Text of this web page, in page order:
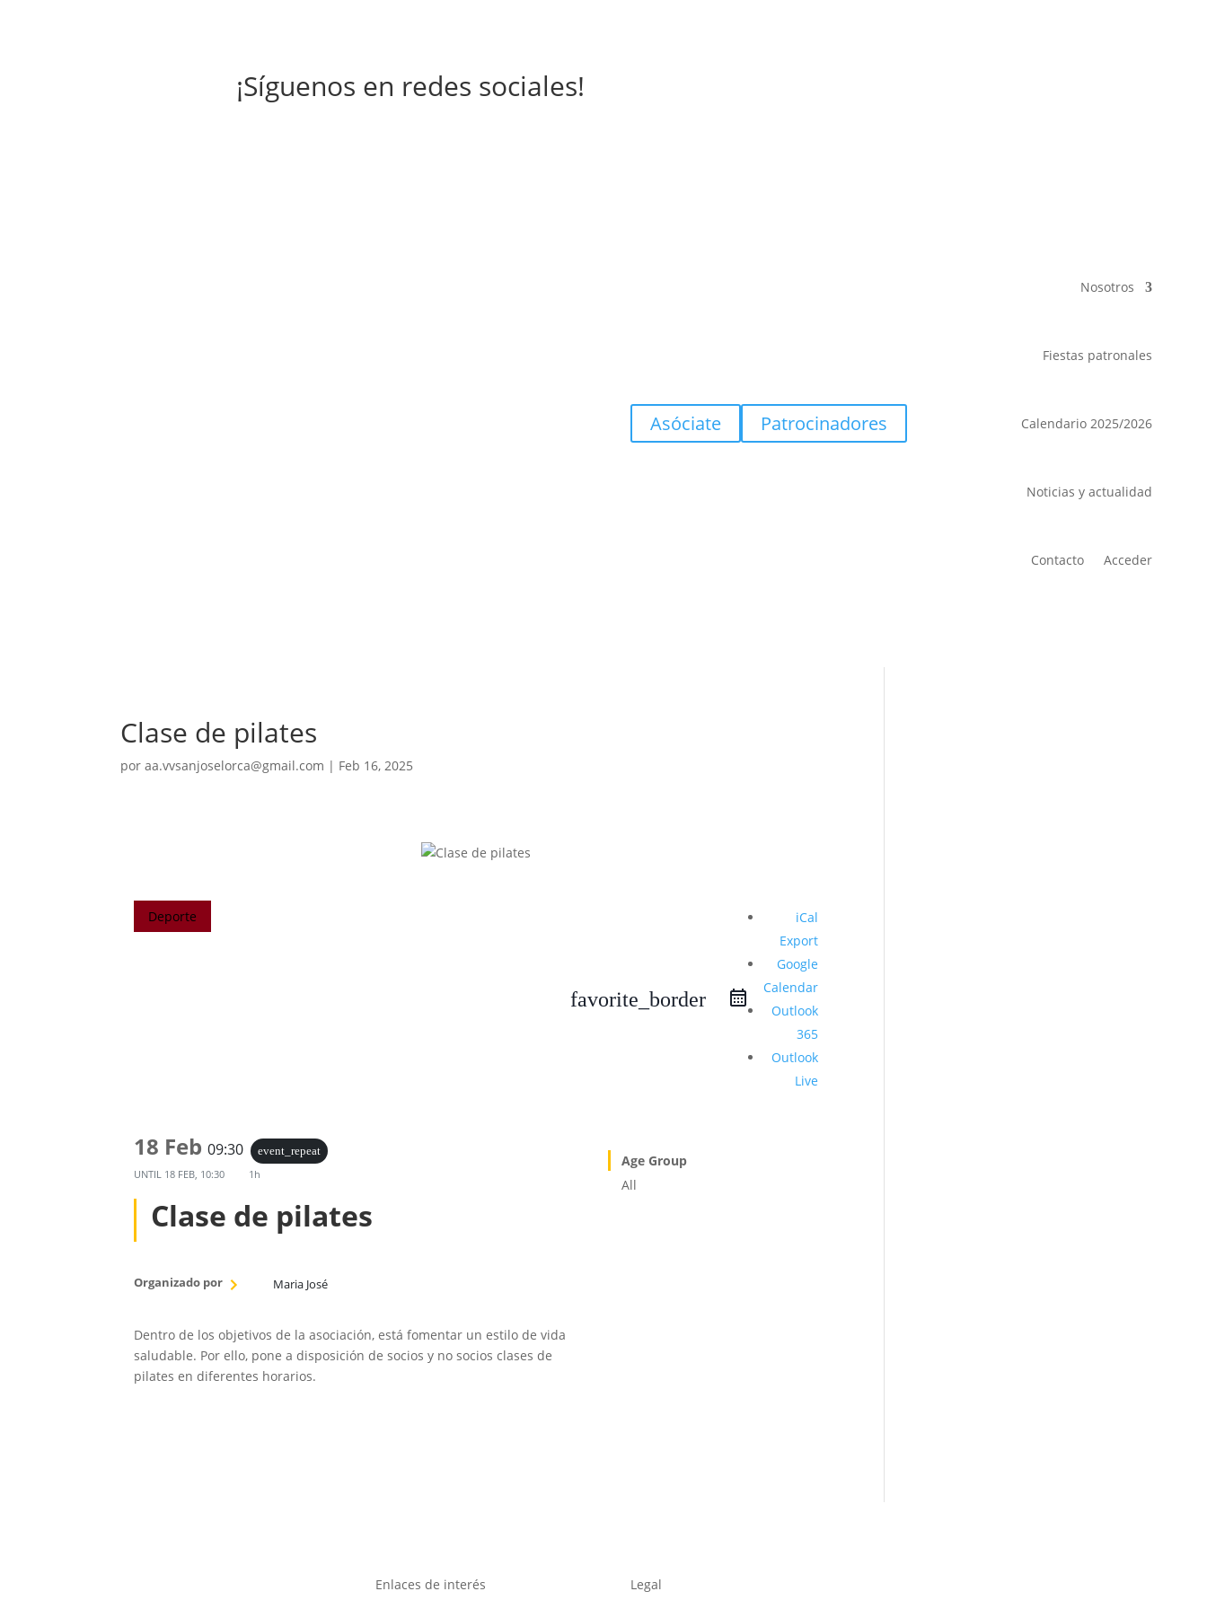
¡Síguenos en redes sociales!
Nosotros
Fiestas patronales
Calendario 2025/2026
Noticias y actualidad
Contacto Acceder
Asóciate Patrocinadores
Clase de pilates
poraa.vvsanjoselorca@gmail.com | Feb 16, 2025
Deporte
favorite_border
iCal
Export
Google
Calendar
Outlook
365
Outlook
Live
18 Feb09:30 event_repeat
UNTIL 18 FEB, 10:30 1h
Clase de pilates
Organizado por Maria José
Dentro de los objetivos de la asociación, está fomentar un estilo de vida
saludable. Por ello, pone a disposición de socios y no socios clases de
pilates en diferentes horarios.
Age Group
All
Enlaces de interés Legal